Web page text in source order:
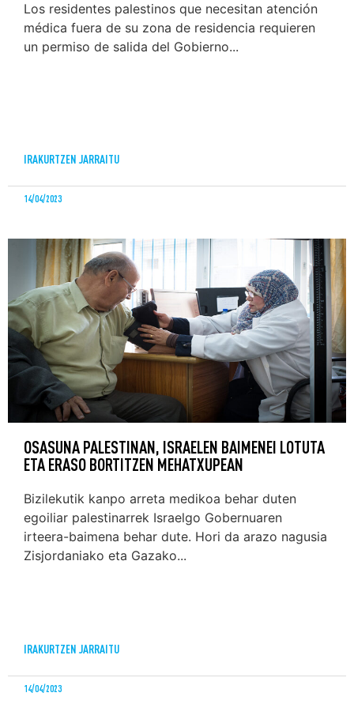
Los residentes palestinos que necesitan atención
médica fuera de su zona de residencia requieren
un permiso de salida del Gobierno...
IRAKURTZEN JARRAITU
14/04/2023
OSASUNA PALESTINAN, ISRAELEN BAIMENEI LOTUTA
ETA ERASO BORTITZEN MEHATXUPEAN
Bizilekutik kanpo arreta medikoa behar duten
egoiliar palestinarrek Israelgo Gobernuaren
irteera-baimena behar dute. Hori da arazo nagusia
Zisjordaniako eta Gazako...
IRAKURTZEN JARRAITU
14/04/2023